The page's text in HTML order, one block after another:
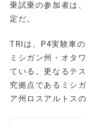
乗試乗の参加者は
定だ。
TRIは、P4実験車
ミシガン州・オタ
ている。更なるテ
究拠点であるミシ
ア州ロスアルトス